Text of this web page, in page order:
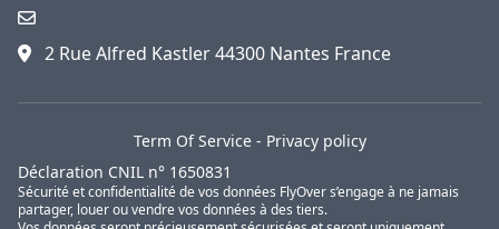
2 Rue Alfred Kastler 44300 Nantes France
Term Of Service- Privacy policy
Déclaration CNIL n° 1650831
Sécurité et confidentialité de vos données FlyOver s’engage à ne jamais
partager, louer ou vendre vos données à des tiers.